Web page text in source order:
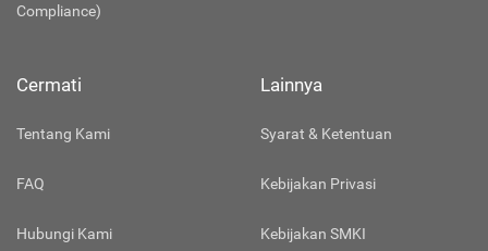
Compliance)
Cermati
Tentang Kami
FAQ
Hubungi Kami
Lainnya
Syarat & Ketentuan
Kebijakan Privasi
Kebijakan SMKI